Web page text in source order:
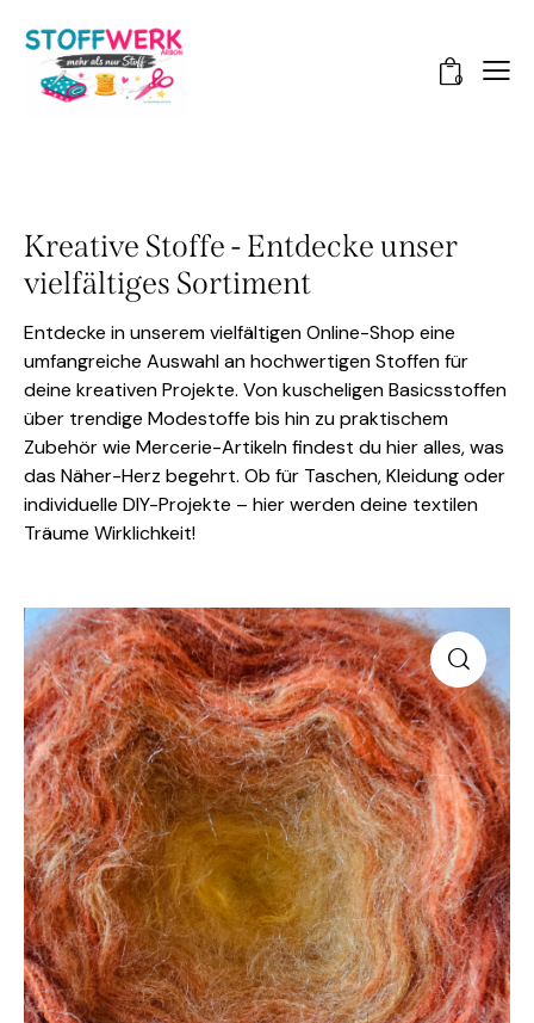
0
Kreative Stoffe - Entdecke unser
vielfältiges Sortiment
Entdecke in unserem vielfältigen Online-Shop eine
umfangreiche Auswahl an hochwertigen Stoffen für
deine kreativen Projekte. Von kuscheligen Basicsstoffen
über trendige Modestoffe bis hin zu praktischem
Zubehör wie Mercerie-Artikeln findest du hier alles, was
das Näher-Herz begehrt. Ob für Taschen, Kleidung oder
individuelle DIY-Projekte – hier werden deine textilen
Träume Wirklichkeit!